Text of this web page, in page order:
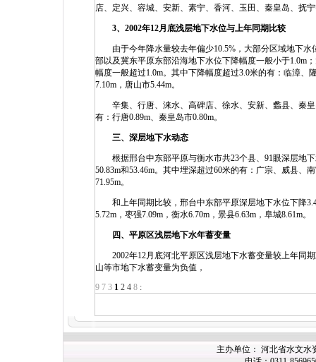
店、定兴、容城、安新、素宁、香河、玉田、秦皇岛、抚
3、2002年12月底浅层地下水位与上年同期比较
由于今年降水量较去年偏少10.5%，大部分区域地下水
部以及冀东平原东部沿海地下水位下降幅度一般小于1.0m
幅度一般超过1.0m。其中下降幅度超过3.0米的有：临漳
7.10m，唐山市5.44m。
辛集、行唐、涞水、高碑店、徐水、安新、蠡县、秦皇
有：行唐0.89m、秦皇岛市0.80m。
三、深层地下水动态
根据邢台中东部平原与衡水市共23个县、91眼深层地下
50.83m和53.46m。其中埋深超过60米的有：广宗、威县、
71.95m。
和上年同期比较，邢台中东部平原深层地下水位下降
5.72m，枣强7.09m，衡水6.70m，景县6.63m，阜城8.61m。
四、平原区浅层地下水年蓄变量
2002年12月底河北平原区浅层地下水蓄变量较上年同期
山等市地下水蓄变量为负值，
9 7 3 1 2 4 8 :
主办单位： 河北省水文水